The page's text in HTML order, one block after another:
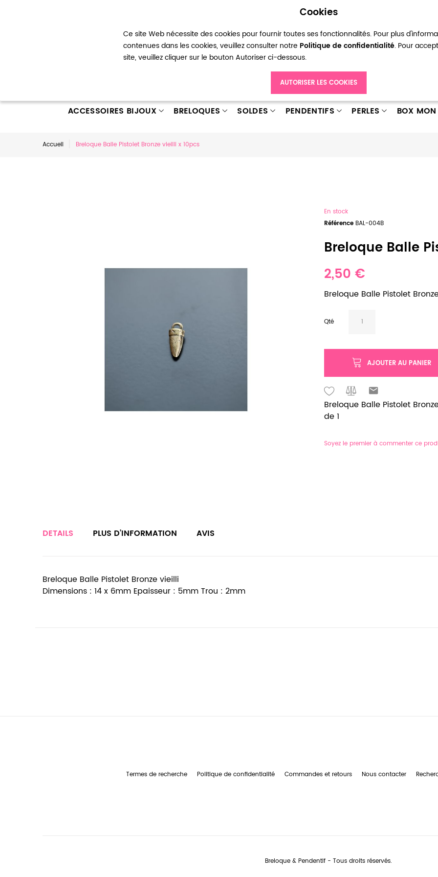
Cookies
Ce site Web nécessite des cookies pour fournir toutes ses fonctionnalités. Pour plus
contenues dans les cookies, veuillez consulter notre Politique de confidentialité. Pour
site, veuillez cliquer sur le bouton Autoriser ci-dessous.
AUTORISER LES COOKIES
Mon compte Ma liste d’envies Connexion
ACCESSOIRES BIJOUX BRELOQUES SOLDES PENDENTIFS PERLES BOX
Accueil Breloque Balle Pistolet Bronze vieilli x 10pcs
En stock
Référence BAL-004B
Breloque Balle
2,50 €
Breloque Balle Pistolet
Qté
AJOUTER AU PANIER
Breloque Balle Pistolet
de 1
Soyez le premier à commenter ce
DETAILS
Breloque Balle Pistolet Bronze vieilli
Dimensions : 14 x 6mm Epaisseur : 5mm Trou : 2mm
PLUS D’INFORMATION AVIS
Termes de recherche Politique de confidentialité Commandes et retours Nous contacter
Breloque & Pendentif - Tous droits réservés.